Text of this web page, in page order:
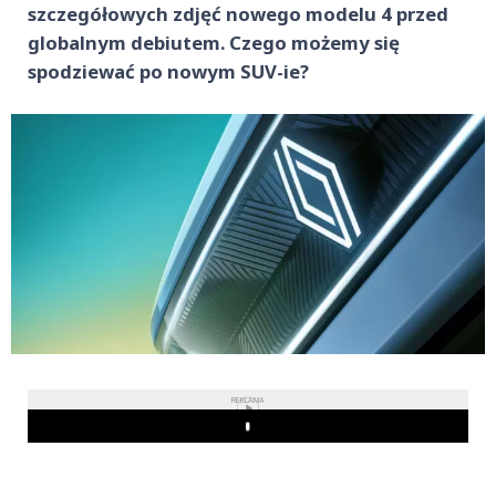
szczegółowych zdjęć nowego modelu 4 przed
globalnym debiutem. Czego możemy się
spodziewać po nowym SUV-ie?
REKLAMA
Play